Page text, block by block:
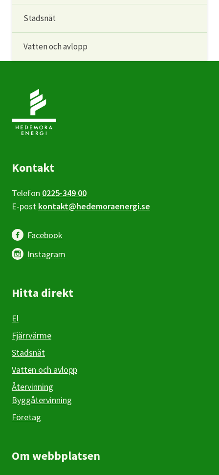
Stadsnät
Vatten och avlopp
Kontakt
Telefon 0225-349 00
E-post kontakt@hedemoraenergi.se
Facebook
Instagram
Hitta direkt
El
Fjärrvärme
Stadsnät
Vatten och avlopp
Återvinning
Byggåtervinning
Företag
Om webbplatsen